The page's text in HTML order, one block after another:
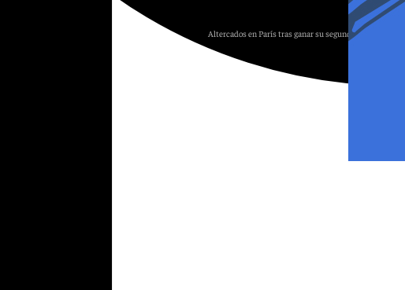
Altercados en París tras ganar su segunda Champions